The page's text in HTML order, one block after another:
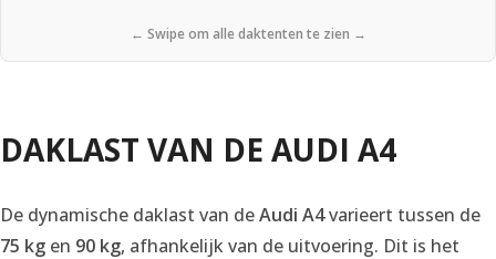
← Swipe om alle daktenten te zien →
DAKLAST VAN DE AUDI A4
De dynamische daklast van deAudi A4varieert tussen de
75 kg en 90 kg, afhankelijk van de uitvoering. Dit is het